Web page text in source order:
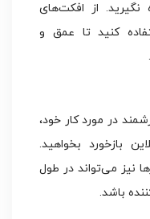
از افکت‌های
کنید تا عمق و
در مورد کار خود،
بازخورد بخواهید.
نیز می‌تواند در طول
باشد.